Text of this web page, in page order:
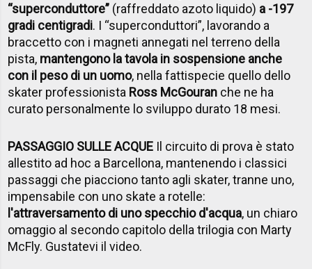
“superconduttore” (raffreddato azoto liquido) a -197
gradi centigradi. I “superconduttori”, lavorando a
braccetto con i magneti annegati nel terreno della
pista, mantengono la tavola in sospensione anche
con il peso di un uomo, nella fattispecie quello dello
skater professionista Ross McGouran che ne ha
curato personalmente lo sviluppo durato 18 mesi.
PASSAGGIO SULLE ACQUE Il circuito di prova è stato
allestito ad hoc a Barcellona, mantenendo i classici
passaggi che piacciono tanto agli skater, tranne uno,
impensabile con uno skate a rotelle:
l'attraversamento di uno specchio d'acqua, un chiaro
omaggio al secondo capitolo della trilogia con Marty
McFly. Gustatevi il video.